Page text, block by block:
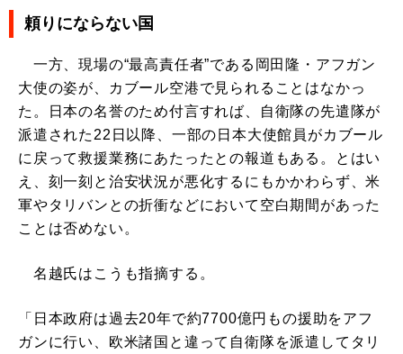
頼りにならない国
一方、現場の“最高責任者”である岡田隆・アフガン
大使の姿が、カブール空港で見られることはなかっ
た。日本の名誉のため付言すれば、自衛隊の先遣隊が
派遣された22日以降、一部の日本大使館員がカブール
に戻って救援業務にあたったとの報道もある。とはい
え、刻一刻と治安状況が悪化するにもかかわらず、米
軍やタリバンとの折衝などにおいて空白期間があった
ことは否めない。
名越氏はこうも指摘する。
「日本政府は過去20年で約7700億円もの援助をアフ
ガンに行い、欧米諸国と違って自衛隊を派遣してタリ